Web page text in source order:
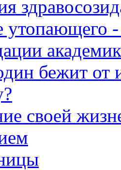
утопающего
бежит от
своей